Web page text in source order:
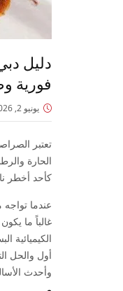
دليل
فورية
يونيو 2, 2026
تعتبر
الحارة
كأحد أخطر
عندما
غالباً ما
الكيميائية
أول والحل
وأحدث